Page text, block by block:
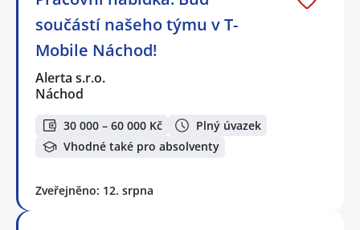
součástí našeho týmu v T-
Mobile Náchod!
Alerta s.r.o.
Náchod
30 000 – 60 000 Kč
Plný úvazek
Vhodné také pro absolventy
Zveřejněno: 12. srpna